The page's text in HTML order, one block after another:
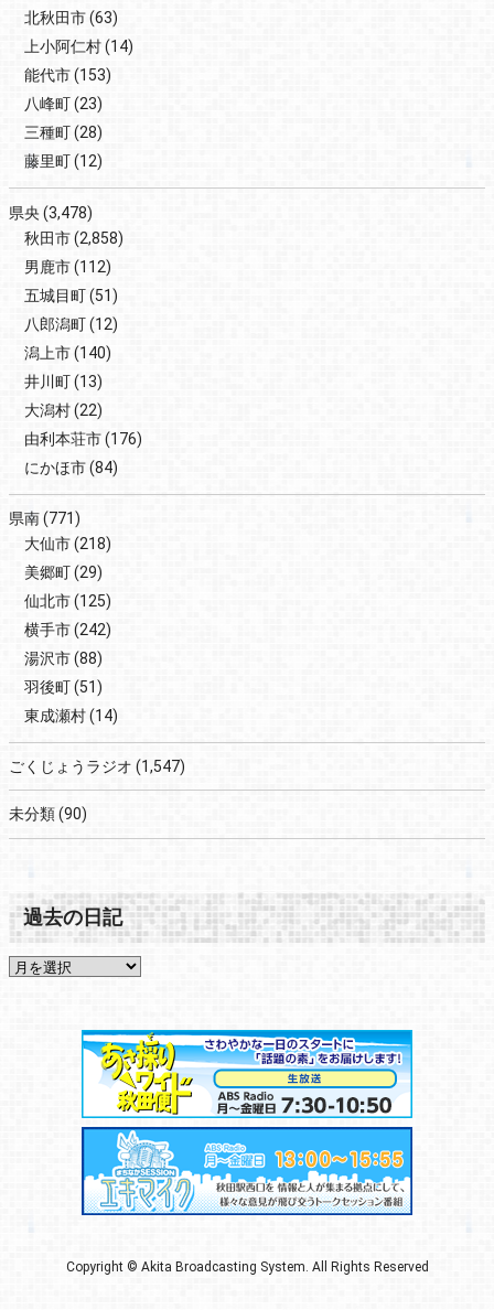
北秋田市(63)
上小阿仁村(14)
能代市(153)
八峰町(23)
三種町(28)
藤里町(12)
県央(3,478)
秋田市(2,858)
男鹿市(112)
五城目町(51)
八郎潟町(12)
潟上市(140)
井川町(13)
大潟村(22)
由利本荘市(176)
にかほ市(84)
県南(771)
大仙市(218)
美郷町(29)
仙北市(125)
横手市(242)
湯沢市(88)
羽後町(51)
東成瀬村(14)
ごくじょうラジオ (1,547)
未分類(90)
過去の日記
Copyright © Akita Broadcasting System. All Rights Reserved